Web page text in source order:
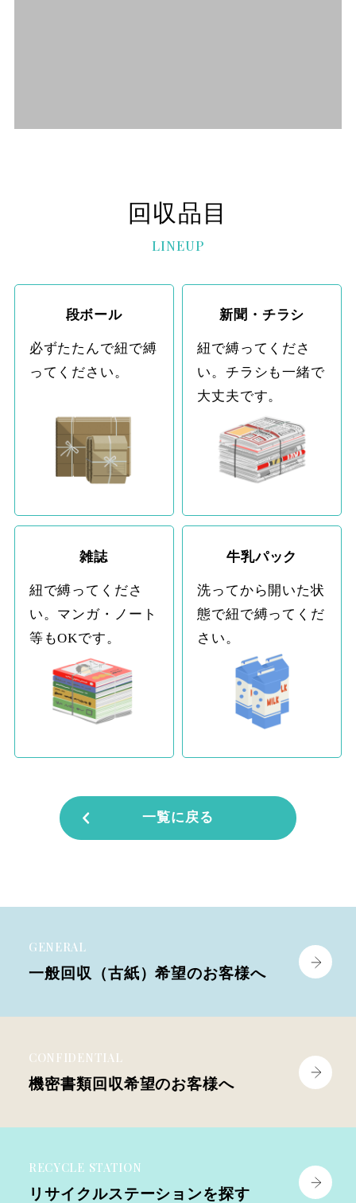
回収品目
LINEUP
段ボール
必ずたたんで紐で縛
ってください。
新聞・チラシ
紐で縛ってくださ
い。チラシも一緒で
大丈夫です。
雑誌
紐で縛ってくださ
い。マンガ・ノート
等もOKです。
牛乳パック
洗ってから開いた状
態で紐で縛ってくだ
さい。
一覧に戻る
GENERAL
一般回収（古紙）希望のお客様へ
CONFIDENTIAL
機密書類回収希望のお客様へ
RECYCLE STATION
リサイクルステーションを探す